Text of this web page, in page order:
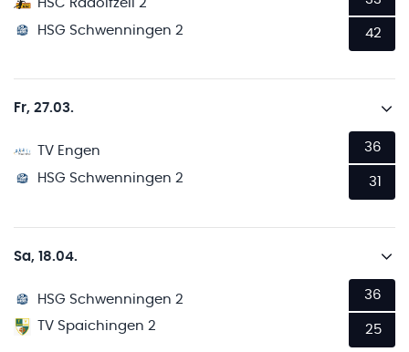
HSC Radolfzell 2
HSG Schwenningen 2
42
Fr, 27.03.
TV Engen
HSG Schwenningen 2
36
31
Sa, 18.04.
HSG Schwenningen 2
TV Spaichingen 2
36
25